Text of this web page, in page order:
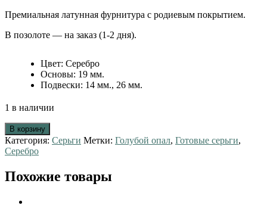
Премиальная латунная фурнитура с родиевым покрытием.
В позолоте — на заказ (1-2 дня).
Цвет: Серебро
Основы: 19 мм.
Подвески: 14 мм., 26 мм.
1 в наличии
В корзину
Категория: Серьги Метки: Голубой опал, Готовые серьги,
Серебро
Похожие товары